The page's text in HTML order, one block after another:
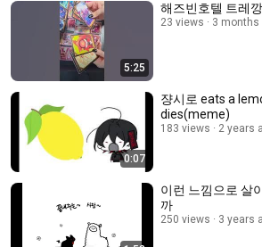
5:25
해즈빈호텔 트레깡
23 views 3 months
0:07
쟝시로 eats a
dies(meme)
183 views 2 years
이런 느낌으로 살
까
250 views 3 years